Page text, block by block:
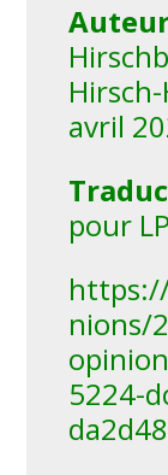
avril
pour
nions/
5224-